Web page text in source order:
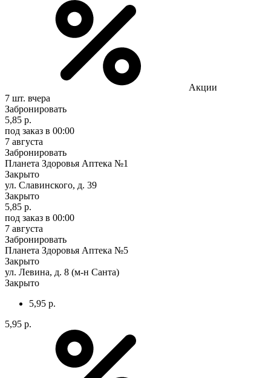
Акции
7 шт. вчера
Забронировать
5,85 р.
под заказ в 00:00
7 августа
Забронировать
Планета Здоровья Аптека №1
Закрыто
ул. Славинского, д. 39
Закрыто
5,85 р.
под заказ в 00:00
7 августа
Забронировать
Планета Здоровья Аптека №5
Закрыто
ул. Левина, д. 8 (м-н Санта)
Закрыто
5,95 р.
5,95 р.